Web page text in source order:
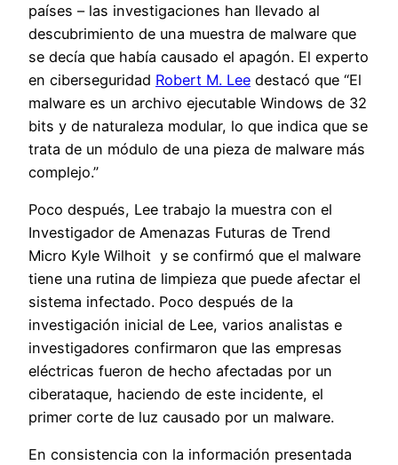
países – las investigaciones han llevado al
descubrimiento de una muestra de malware que
se decía que había causado el apagón. El experto
en ciberseguridad Robert M. Lee destacó que “El
malware es un archivo ejecutable Windows de 32
bits y de naturaleza modular, lo que indica que se
trata de un módulo de una pieza de malware más
complejo.”
Poco después, Lee trabajo la muestra con el
Investigador de Amenazas Futuras de Trend
Micro Kyle Wilhoit y se confirmó que el malware
tiene una rutina de limpieza que puede afectar el
sistema infectado. Poco después de la
investigación inicial de Lee, varios analistas e
investigadores confirmaron que las empresas
eléctricas fueron de hecho afectadas por un
ciberataque, haciendo de este incidente, el
primer corte de luz causado por un malware.
En consistencia con la información presentada